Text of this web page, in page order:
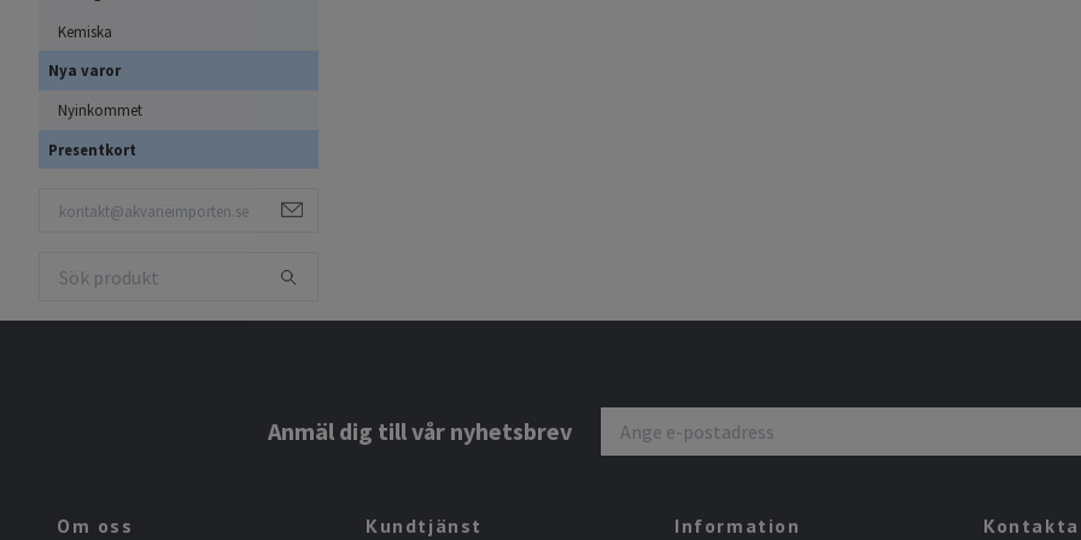
Kemiska
Nya varor
Nyinkommet
Presentkort
Anmäl dig till vår nyhetsbrev
Om oss Kundtjänst Information